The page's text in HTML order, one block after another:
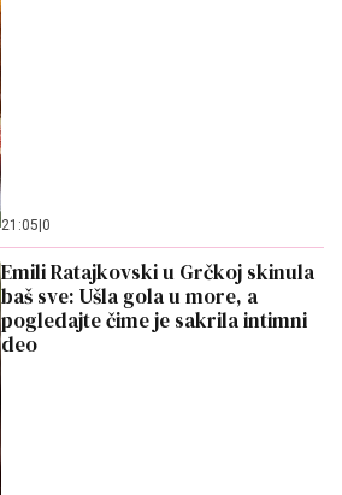
21:05 0
Emili Ratajkovski u Grčkoj skinula
baš sve: Ušla gola u more, a
pogledajte čime je sakrila intimni
deo